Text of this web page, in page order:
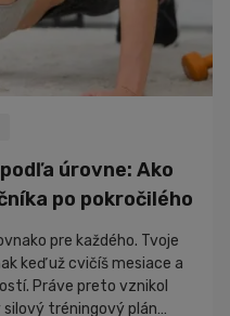
úrovne: Ako
po pokročilého
pre každého. Tvoje
keď už cvičíš mesiace a
Práve preto vznikol
tréningový plán